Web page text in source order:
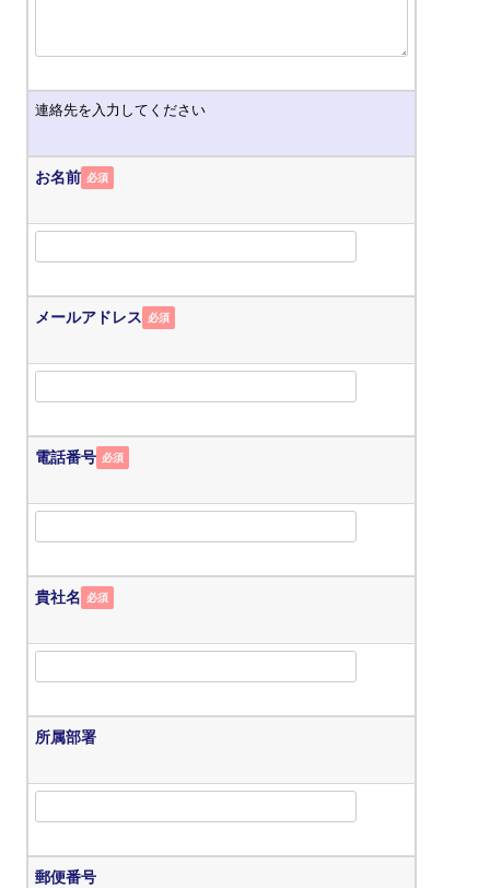
連絡先を入力してください
お名前 必須
メールアドレス 必須
電話番号 必須
貴社名 必須
所属部署
郵便番号